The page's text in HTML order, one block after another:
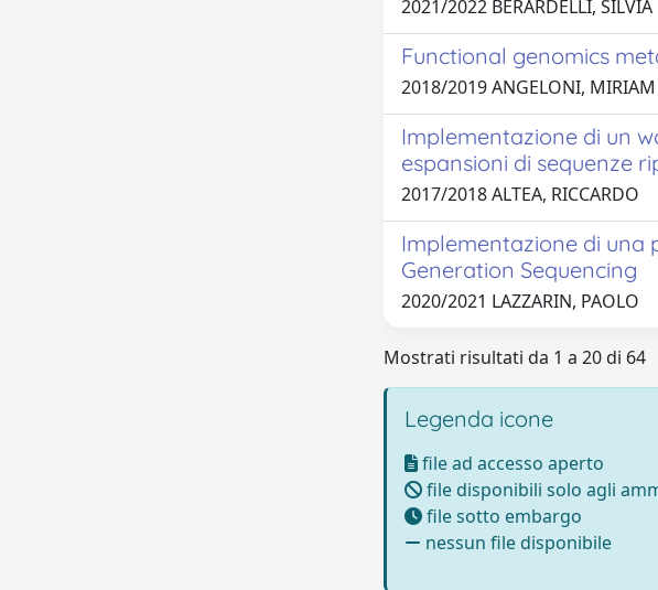
2021/2022 BERARDELLI, SILVIA
Functional genomics
2018/2019 ANGELONI, MIRIAM
Implementazione di un
espansioni di sequenze
2017/2018 ALTEA, RICCARDO
Implementazione di una
Generation Sequencing
2020/2021 LAZZARIN, PAOLO
Mostrati risultati da 1 a 20 di 64
Legenda icone
file ad accesso aperto
file disponibili solo agli
file sotto embargo
nessun file disponibile